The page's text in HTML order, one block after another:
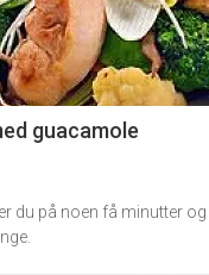
guacamole
du på noen få minutter og